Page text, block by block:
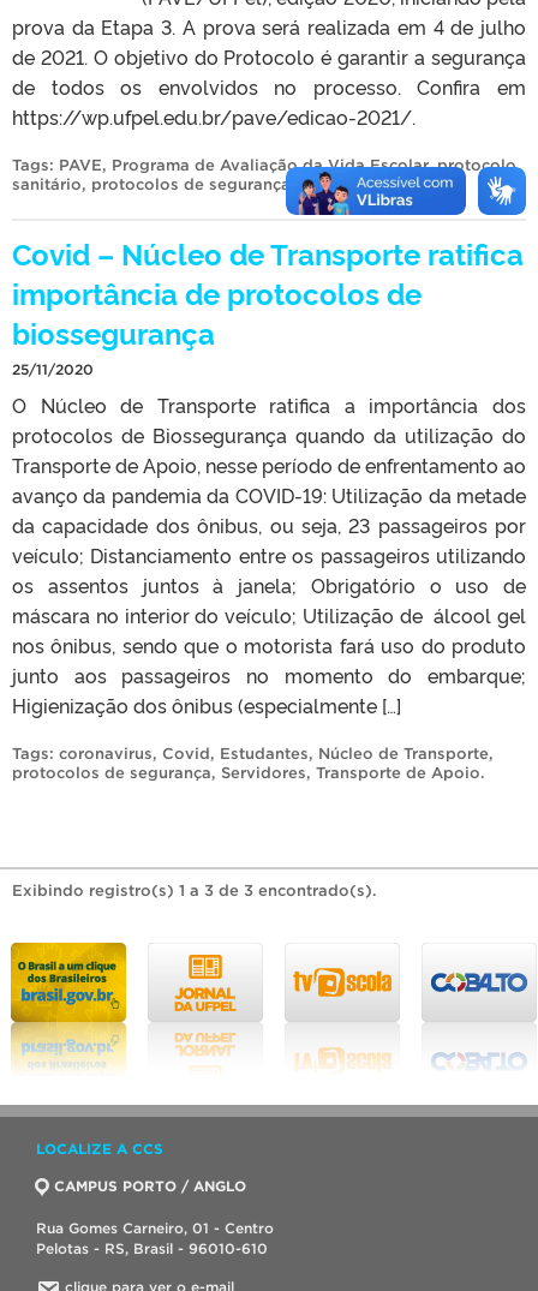
prova da Etapa 3. A prova será realizada em 4 de julho
de 2021. O objetivo do Protocolo é garantir a segurança
de todos os envolvidos no processo. Confira em
https://wp.ufpel.edu.br/pave/edicao-2021/.
Tags: PAVE, Programa de Avaliação da Vida Escolar,protocolo
sanitário, protocolos de segurança prova.
Covid – Núcleo de Transporte ratifica
importância de protocolos de
biossegurança
25/11/2020
O Núcleo de Transporte ratifica a importância dos
protocolos de Biossegurança quando da utilização do
Transporte de Apoio, nesse período de enfrentamento ao
avanço da pandemia da COVID-19: Utilização da metade
da capacidade dos ônibus, ou seja, 23 passageiros por
veículo; Distanciamento entre os passageiros utilizando
os assentos juntos à janela; Obrigatório o uso de
máscara no interior do veículo; Utilização de álcool gel
nos ônibus, sendo que o motorista fará uso do produto
junto aos passageiros no momento do embarque;
Higienização dos ônibus (especialmente […]
Tags: coronavirus, Covid, Estudantes, Núcleo de Transporte,
protocolos de segurança, Servidores, Transporte de Apoio.
Exibindo registro(s) 1 a 3 de 3 encontrado(s).
LOCALIZE A CCS
CAMPUS PORTO / ANGLO
Rua Gomes Carneiro, 01 - Centro
Pelotas - RS, Brasil - 96010-610
clique para ver o e-mail